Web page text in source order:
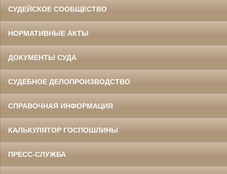
СУДЕЙСКОЕ СООБЩЕСТВО
НОРМАТИВНЫЕ АКТЫ
ДОКУМЕНТЫ СУДА
СУДЕБНОЕ ДЕЛОПРОИЗВОДСТВО
СПРАВОЧНАЯ ИНФОРМАЦИЯ
КАЛЬКУЛЯТОР ГОСПОШЛИНЫ
ПРЕСС-СЛУЖБА